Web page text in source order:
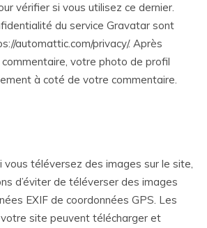
vérifier si vous utilisez ce dernier.
du service Gravatar sont
automattic.com/privacy/. Après
votre photo de profil
à coté de votre commentaire.
vous téléversez des images sur le site,
d’éviter de téléverser des images
EXIF de coordonnées GPS. Les
site peuvent télécharger et